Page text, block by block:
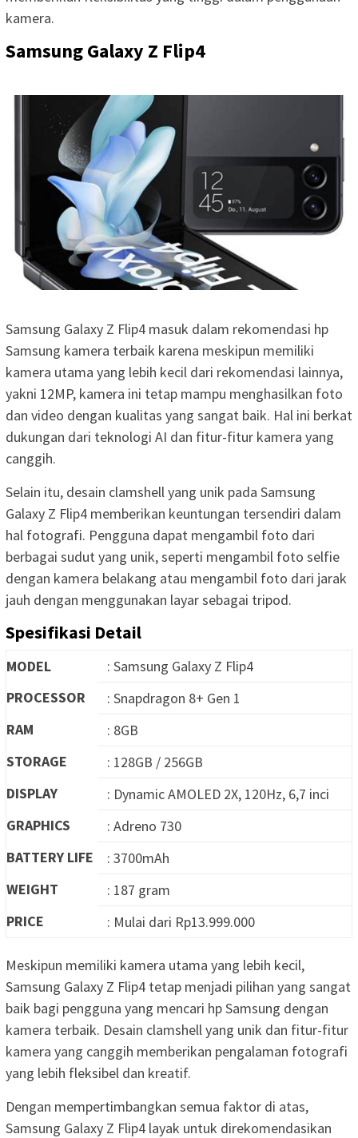
kamera.
Samsung Galaxy Z Flip4
Samsung Galaxy Z Flip4 masuk dalam rekomendasi hp
Samsung kamera terbaik karena meskipun memiliki
kamera utama yang lebih kecil dari rekomendasi lainnya,
yakni 12MP, kamera ini tetap mampu menghasilkan foto
dan video dengan kualitas yang sangat baik. Hal ini berkat
dukungan dari teknologi AI dan fitur-fitur kamera yang
canggih.
Selain itu, desain clamshell yang unik pada Samsung
Galaxy Z Flip4 memberikan keuntungan tersendiri dalam
hal fotografi. Pengguna dapat mengambil foto dari
berbagai sudut yang unik, seperti mengambil foto selfie
dengan kamera belakang atau mengambil foto dari jarak
jauh dengan menggunakan layar sebagai tripod.
Spesifikasi Detail
MODEL
: Samsung Galaxy Z Flip4
PROCESSOR
: Snapdragon 8+ Gen 1
RAM
: 8GB
STORAGE
: 128GB / 256GB
DISPLAY
: Dynamic AMOLED 2X, 120Hz, 6,7 inci
GRAPHICS
: Adreno 730
BATTERY LIFE
: 3700mAh
WEIGHT
: 187 gram
PRICE
: Mulai dari Rp13.999.000
Meskipun memiliki kamera utama yang lebih kecil,
Samsung Galaxy Z Flip4 tetap menjadi pilihan yang sangat
baik bagi pengguna yang mencari hp Samsung dengan
kamera terbaik. Desain clamshell yang unik dan fitur-fitur
kamera yang canggih memberikan pengalaman fotografi
yang lebih fleksibel dan kreatif.
Dengan mempertimbangkan semua faktor di atas,
Samsung Galaxy Z Flip4 layak untuk direkomendasikan